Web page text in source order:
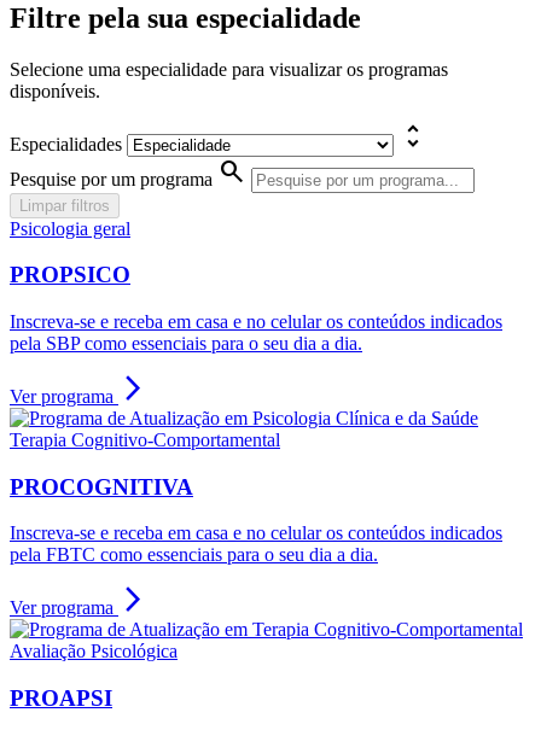
Filtre pela sua especialidade
Selecione uma especialidade para visualizar os programas
disponíveis.
Especialidades unfold_more
Pesquise por um programa search
Limpar filtros
Psicologia geral
PROPSICO
Inscreva-se e receba em casa e no celular os conteúdos indicados
pela SBP como essenciais para o seu dia a dia.
Ver programa arrow_forward_ios
Terapia Cognitivo-Comportamental
PROCOGNITIVA
Inscreva-se e receba em casa e no celular os conteúdos indicados
pela FBTC como essenciais para o seu dia a dia.
Ver programa arrow_forward_ios
Avaliação Psicológica
PROAPSI